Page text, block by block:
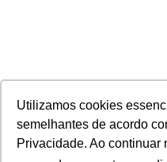
Utilizamos cookies
semelhantes de acordo
Privacidade. Ao continuar